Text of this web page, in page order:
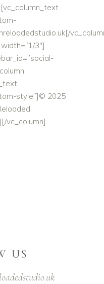
[/
3″]
style”]© 2025
vc_column]
US